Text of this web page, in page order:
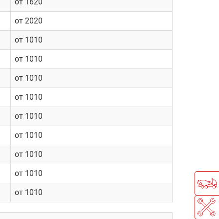
от 2020
от 1010
от 1010
от 1010
от 1010
от 1010
от 1010
от 1010
от 1010
от 1010